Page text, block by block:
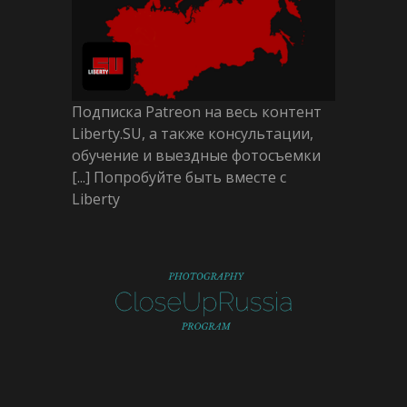
Подписка Patreon на весь контент
Liberty.SU, а также консультации,
обучение и выездные фотосъемки
[...] Попробуйте быть вместе с
Liberty